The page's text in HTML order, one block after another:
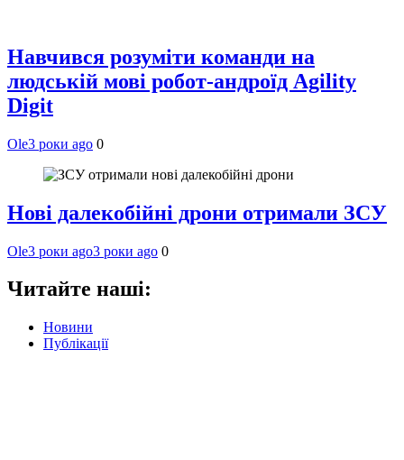
Навчився розуміти команди на
людській мові робот-андроїд Agility
Digit
Ole3 роки ago 0
Нові далекобійні дрони отримали ЗСУ
Ole3 роки ago3 роки ago 0
Читайте наші:
Новини
Публікації